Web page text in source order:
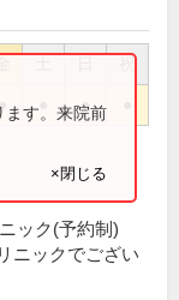
祝
● ●
ます。来院前
×閉じる
ック(予約制)
ニックでござい